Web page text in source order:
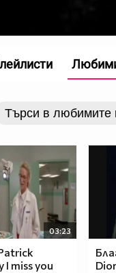
03:23
I miss you